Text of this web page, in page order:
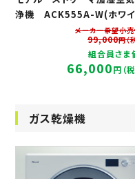
浄機 ACK555A-W(ホワ
メーカー希望小
99,000円（
組合員さま
66,000円（
ガス乾燥機